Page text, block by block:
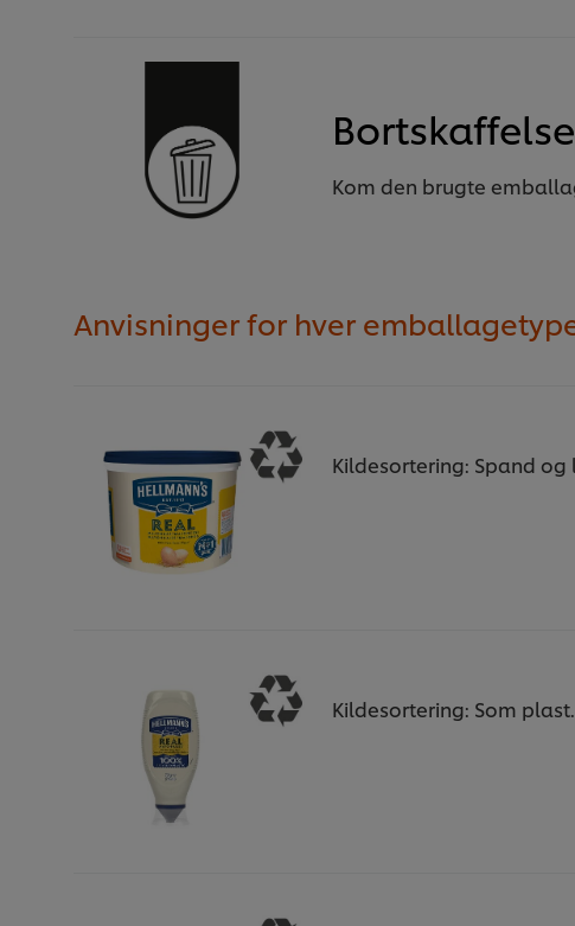
Bortskaffelse
Kom den brugte
Anvisninger for hver
Kildesortering: Spand
Kildesortering: Som plast.